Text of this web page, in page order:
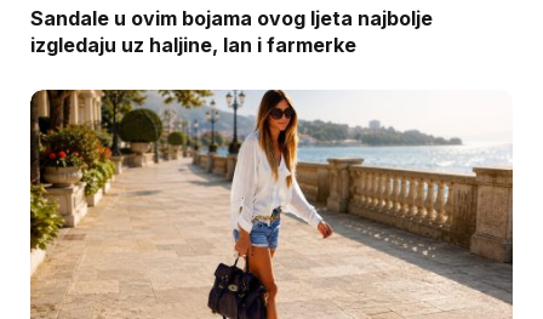
Sandale u ovim bojama ovog ljeta najbolje
izgledaju uz haljine, lan i farmerke